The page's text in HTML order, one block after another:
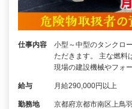
仕事内容
小型～中型のタンクロ
ただきます。 主な燃料
現場の建設機械やフォ
給与 月給290,000円以上
勤務地
京都府京都市南区上鳥